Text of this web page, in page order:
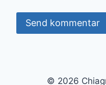
© 2026